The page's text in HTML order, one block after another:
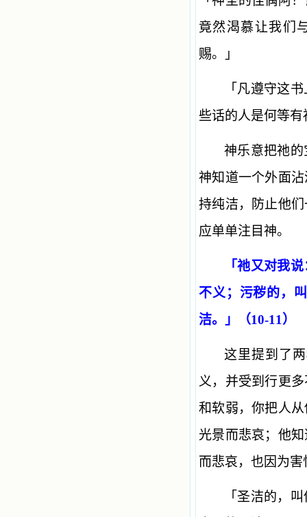
竟然渴慕让我们
赐。」
「凡遵守这
些话的人是何等有
神乐意把祂
神知道一个外面
持纯洁，防止他
应单单注目神。
「祂又对我
不义；污秽的，
洁。」（10-11）
这里提到了
义，并受到行更
和软弱，你把人
光景而悲哀；他
而悲哀，也因为
「圣洁的，